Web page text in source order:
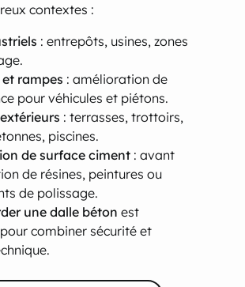
contextes :
: entrepôts, usines, zones
rampes : amélioration de
pour véhicules et piétons.
: terrasses, trottoirs,
piscines.
de surface ciment : avant
de résines, peintures ou
de polissage.
une dalle béton est
combiner sécurité et